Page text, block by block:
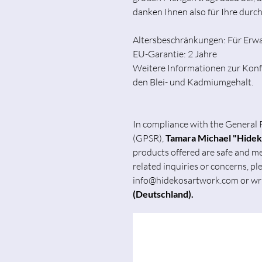
danken Ihnen also für Ihre
Altersbeschränkungen: Für
EU-Garantie: 2 Jahre
Weitere Informationen zur
den Blei- und Kadmiumgehalt.
In compliance with the General
(GPSR),Tamara Michael
products offered are safe and
related inquiries or concerns,
info@hidekosartwork.com or
(Deutschland).